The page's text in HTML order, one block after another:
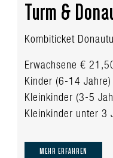
Turm &
Kombiticket
Erwachsene €
Kinder (6-14
Kleinkinder (3-5
Kleinkinder unter 3
MEHR ERFAHREN